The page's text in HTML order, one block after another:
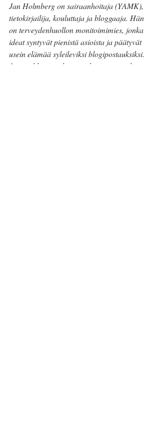
Jan Holmberg on sairaanhoitaja (YAMK),
tietokirjailija, kouluttaja ja bloggaaja. Hän
on terveydenhuollon monitoimimies, jonka
ideat syntyvät pienistä asioista ja päätyvät
usein elämää syleileviksi blogipostauksiksi.
Jan on blogin vakituinen kirjoittaja, joka